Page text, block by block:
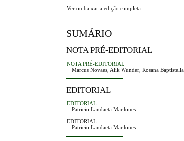
Ver ou baixar a edição completa
SUMÁRIO
NOTA PRÉ-EDITORIAL
NOTA PRÉ-EDITORIAL
Marcus Novaes, Alik Wunder, Rosana Baptistella
EDITORIAL
EDITORIAL
Patricio Landaeta Mardones
EDITORIAL
Patricio Landaeta Mardones